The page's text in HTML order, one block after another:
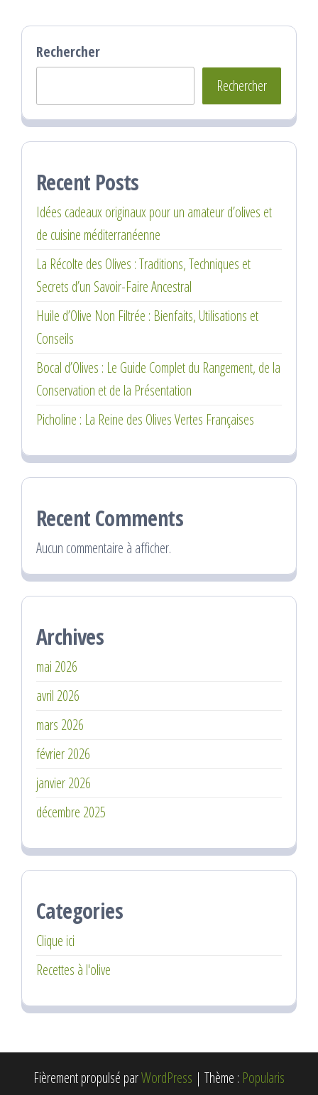
Rechercher
Rechercher
Recent Posts
Idées cadeaux originaux pour un amateur d’olives et
de cuisine méditerranéenne
La Récolte des Olives : Traditions, Techniques et
Secrets d’un Savoir-Faire Ancestral
Huile d’Olive Non Filtrée : Bienfaits, Utilisations et
Conseils
Bocal d’Olives : Le Guide Complet du Rangement, de la
Conservation et de la Présentation
Picholine : La Reine des Olives Vertes Françaises
Recent Comments
Aucun commentaire à afficher.
Archives
mai 2026
avril 2026
mars 2026
février 2026
janvier 2026
décembre 2025
Categories
Clique ici
Recettes à l'olive
Fièrement propulsé parWordPress | Thème : Popularis